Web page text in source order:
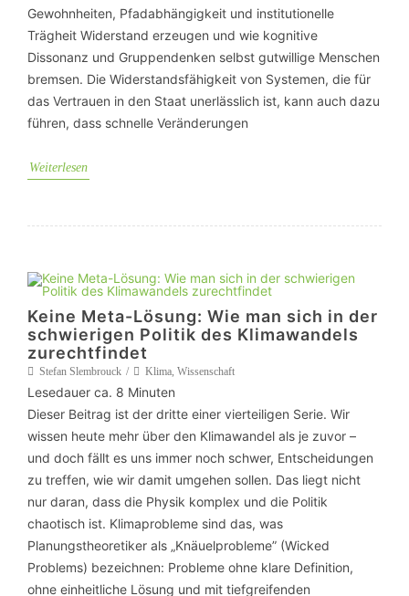
Gewohnheiten, Pfadabhängigkeit und institutionelle
Trägheit Widerstand erzeugen und wie kognitive
Dissonanz und Gruppendenken selbst gutwillige Menschen
bremsen. Die Widerstandsfähigkeit von Systemen, die für
das Vertrauen in den Staat unerlässlich ist, kann auch dazu
führen, dass schnelle Veränderungen
Weiterlesen
Keine Meta-Lösung: Wie man sich in der
schwierigen Politik des Klimawandels
zurechtfindet
Stefan Slembrouck Klima, Wissenschaft
Lesedauer ca. 8 Minuten
Dieser Beitrag ist der dritte einer vierteiligen Serie. Wir
wissen heute mehr über den Klimawandel als je zuvor –
und doch fällt es uns immer noch schwer, Entscheidungen
zu treffen, wie wir damit umgehen sollen. Das liegt nicht
nur daran, dass die Physik komplex und die Politik
chaotisch ist. Klimaprobleme sind das, was
Planungstheoretiker als „Knäuelprobleme” (Wicked
Problems) bezeichnen: Probleme ohne klare Definition,
ohne einheitliche Lösung und mit tiefgreifenden